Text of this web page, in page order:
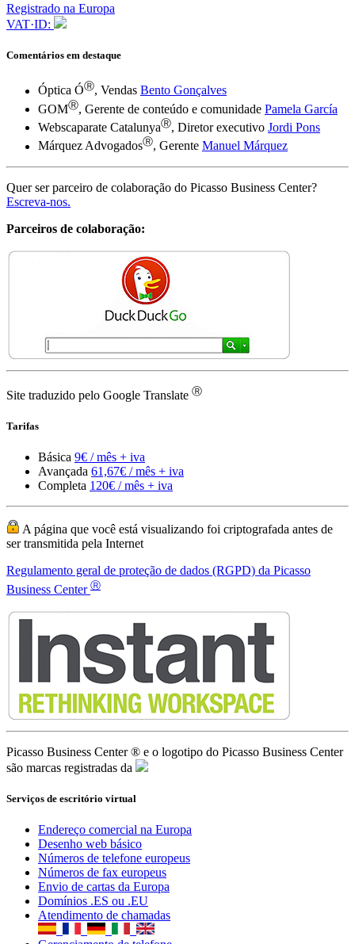
Registrado na Europa
VAT·ID:
Comentários em destaque
Óptica ÓⓇ, Vendas Bento Gonçalves
GOMⓇ, Gerente de conteúdo e comunidade Pamela García
Webscaparate CatalunyaⓇ, Diretor executivo Jordi Pons
Márquez AdvogadosⓇ, Gerente Manuel Márquez
Quer ser parceiro de colaboração do Picasso Business Center?
Escreva-nos.
Parceiros de colaboração:
Site traduzido pelo Google Translate
Básica9€ / mês + iva
Avançada61,67€ / mês + iva
A página que você está visualizando foi criptografada antes de
Regulamento geral de proteção de dados (RGPD) da Picasso
Business CenterⓇ
Picasso Business Center ® e o logotipo do Picasso Business Center
são marcas registradas da
Serviços de escritório virtual
Desenho web básico
Números de telefone europeus
Números de fax europeus
Envio de cartas da Europa
Domínios .ES ou .EU
Atendimento de chamadas
Hospedagem europeia SSL/TLS
Wordpress/Prestashop
Diretórios de empresas europeias
Assessoria contábil online
Publicidade em 189 países
Cópias de segurança até 6 Tb
Ferramentas gratuitas para empresários
© 2021 - Picasso Business Center